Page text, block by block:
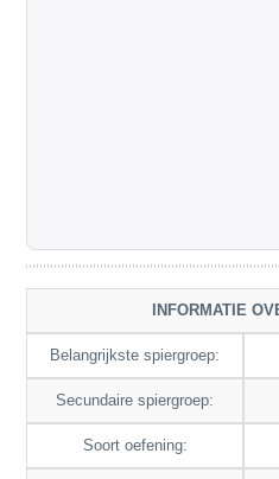
INFORMATIE
Belangrijkste spiergroep:
Secundaire spiergroep:
Soort oefening: